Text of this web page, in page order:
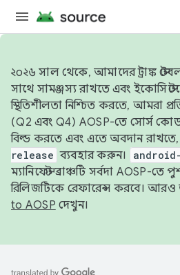
২০২৬ সাল থেকে, আমাদের ট্রাঙ্ক
সাথে সামঞ্জস্য রাখতে এবং
স্থিতিশীলতা নিশ্চিত করতে, আমরা
(Q2 এবং Q4) AOSP-তে সোর্স
বিল্ড করতে এবং এতে অবদান রাখতে,
release ব্যবহার করুন।
ম্যানিফেস্ট ব্রাঞ্চটি সর্বদা AOSP-তে
রিলিজটিকে রেফারেন্স করবে। আরও
to AOSP দেখুন।